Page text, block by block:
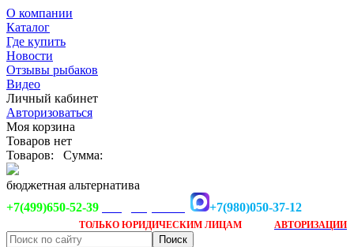
О компании
Каталог
Где купить
Новости
Отзывы рыбаков
Видео
Личный кабинет
Авторизоваться
Моя корзина
Товаров нет
Товаров:
Сумма:
бюджетная альтернатива
+7(499)650-52-39
+7(980)050-37-12
ТОЛЬКО ЮРИДИЧЕСКИМ ЛИЦАМ АВТОРИЗАЦИИ